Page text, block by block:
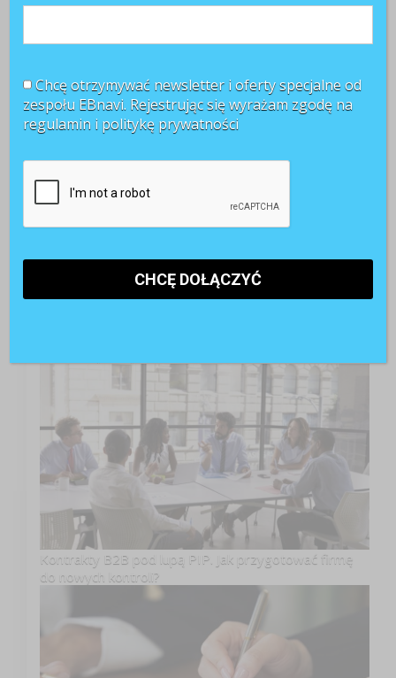
TOP 3 miesiąca
Kontrakty B2B pod lupą PIP. Jak przygotować firmę
do nowych kontroli?
Chcę otrzymywać newsletter i oferty specjalne od
zespołu EBnavi. Rejestrując się wyrażam zgodę na
regulamin i politykę prywatności